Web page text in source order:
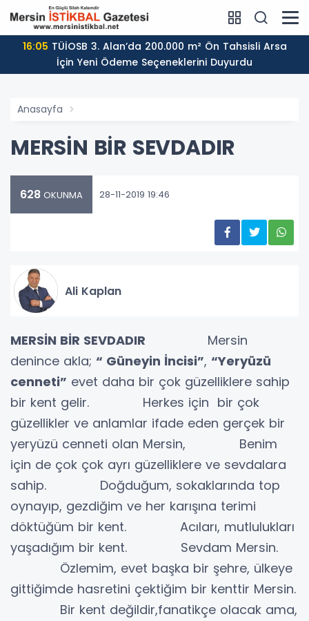
16:05
İçin Yeni Ödeme Seçeneklerini Duyurdu
Anasayfa
MERSİN BİR SEVDADIR
628 OKUNMA 28-11-2019 19:46
Ali Kaplan
MERSİN BİR SEVDADIR Mersin
denince akla; “ Güneyin İncisi”, “Yeryüzü
cenneti” evet daha bir çok güzelliklere sahip
bir kent gelir. Herkes için bir çok
güzellikler ve anlamlar ifade eden gerçek bir
yeryüzü cenneti olan Mersin, Benim
için de çok çok ayrı güzelliklere ve sevdalara
sahip. Doğduğum, sokaklarında top
oynayıp, gezdiğim ve her karışına terimi
döktüğüm bir kent. Acıları, mutlulukları
yaşadığım bir kent. Sevdam Mersin.
Özlemim, evet başka bir şehre, ülkeye
gittiğimde hasretini çektiğim bir kenttir Mersin.
Bir kent değildir,fanatikçe olacak ama,